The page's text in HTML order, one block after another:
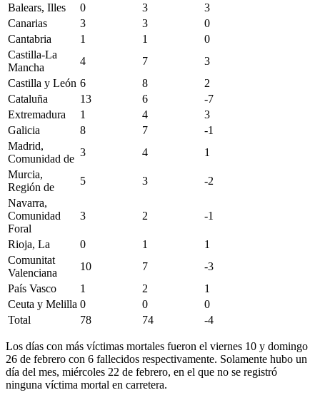
Balears, Illes
0 3
3
Canarias
3 3
0
Cantabria
1 1
0
Castilla-La
Mancha
4 7
3
Castilla y León 6 8
2
Cataluña
13 6
-7
Extremadura
1 4
3
Galicia
8 7
-1
Madrid,
Comunidad de
3 4
1
Murcia,
Región de
5 3
-2
Navarra,
Comunidad
Foral
3 2 -1
Rioja, La 0 1
1
Comunitat
Valenciana
10 7
-3
País Vasco
1 2
1
Ceuta y Melilla 0 0
0
Total
78 74 -4
Los días con más víctimas mortales fueron el viernes 10 y domingo
26 de febrero con 6 fallecidos respectivamente. Solamente hubo un
día del mes, miércoles 22 de febrero, en el que no se registró
ninguna víctima mortal en carretera.